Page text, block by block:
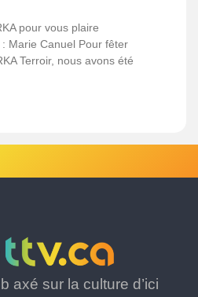
pour vous plaire
Marie Canuel Pour fêter
Terroir, nous avons été
axé sur la culture d’ici